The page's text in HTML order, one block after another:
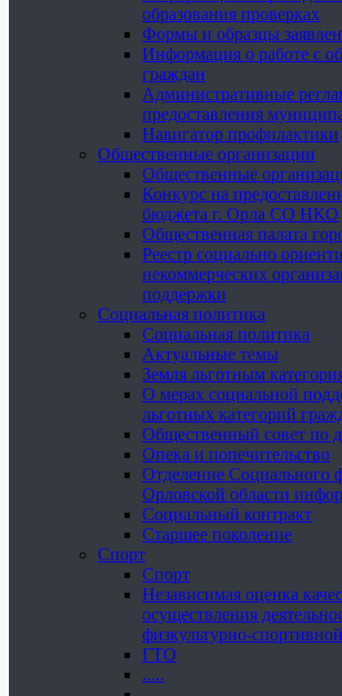
образования проверках
Формы и образцы
Информация о работе с
граждан
Административные
предоставления
Навигатор профилактики
Общественные организации
Общественные
Конкурс на
бюджета г. Орла СО НКО
Общественная палата
Реестр социально
некоммерческих
поддержки
Социальная политика
Социальная политика
Актуальные темы
Земля льготным
О мерах социальной
льготных категорий
Общественный совет по
Опека и попечительство
Отделение Социального
Орловской области
Социальный контракт
Старшее поколение
Спорт
Спорт
Независимая оценка
осуществления
физкультурно-
ГТО
.....